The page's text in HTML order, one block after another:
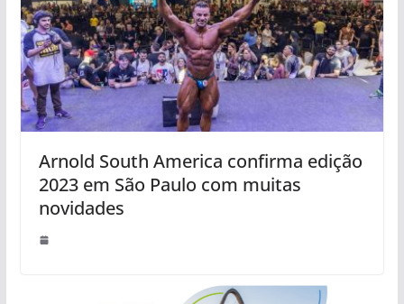
Arnold South America confirma edição
2023 em São Paulo com muitas
novidades